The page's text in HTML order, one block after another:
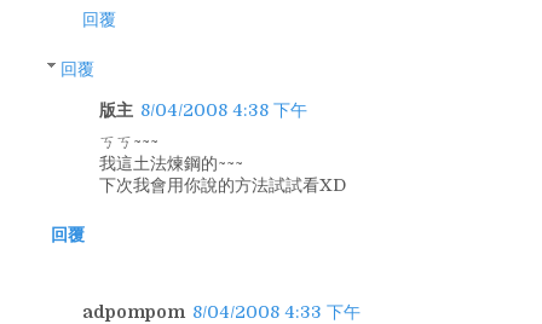
回覆
回覆
版主 8/04/2008 4:38 下午
ㄎㄎ~~~
我這土法煉鋼的~~~
下次我會用你說的方法試試看XD
回覆
adpompom 8/04/2008 4:33 下午